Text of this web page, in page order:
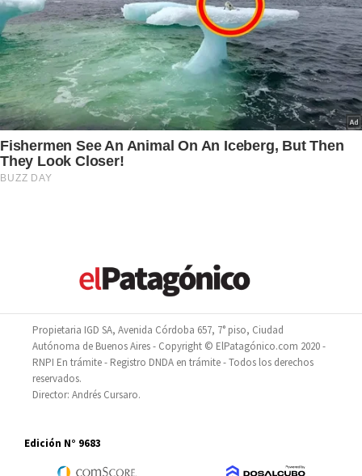
Propietaria IGD SA, Avenida Córdoba 657, 7° piso, Ciudad
Autónoma de Buenos Aires - Copyright © ElPatagónico.com 2020 -
RNPI En trámite - Registro DNDA en trámite - Todos los derechos
reservados.
Director: Andrés Cursaro.
Edición N° 9683